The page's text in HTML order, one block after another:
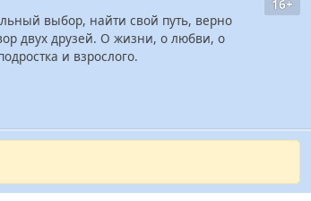
16+
выбор, найти свой путь, верно
двух друзей. О жизни, о любви, о
и взрослого.